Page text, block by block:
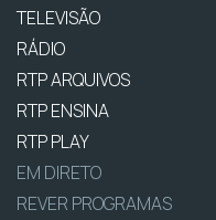
TELEVISÃO
RÁDIO
RTP ARQUIVOS
RTP ENSINA
RTP PLAY
EM DIRETO
REVER PROGRAMAS